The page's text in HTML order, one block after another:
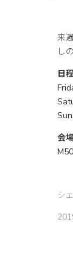
来
し
日
会
シ